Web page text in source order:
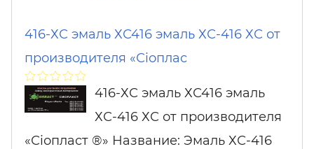
416-ХС эмаль ХС416 эмаль ХС-416 ХС от
производителя «Сіоплас
416-ХС эмаль ХС416 эмаль
ХС-416 ХС от производителя
«Сіопласт ®» Название: Эмаль ХС-416